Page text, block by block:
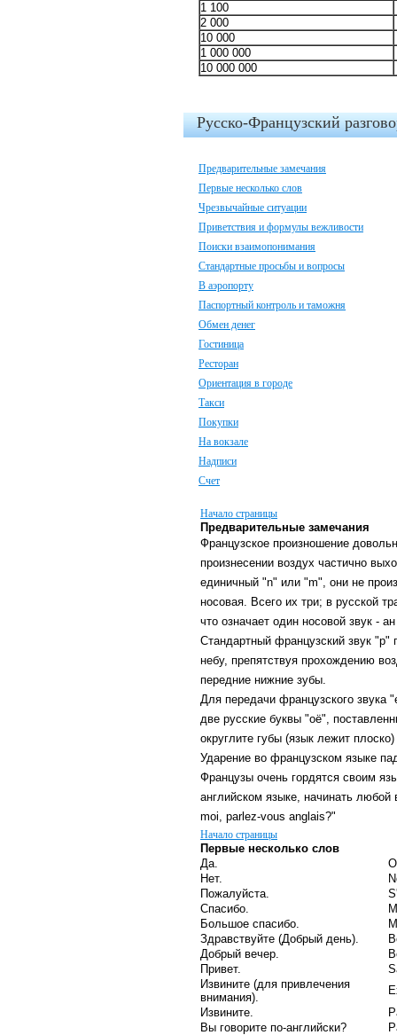
1 100
2 000
10 000
1 000 000
10 000 000
Русско-Французский
Предварительные замечания
Первые несколько слов
Чрезвычайные ситуации
Приветствия и формулы вежливости
Поиски взаимопонимания
Стандартные просьбы и вопросы
В аэропорту
Паспортный контроль и таможня
Обмен денег
Гостиница
Ресторан
Ориентация в городе
Такси
Покупки
На вокзале
Надписи
Счет
Начало страницы
Предварительные замечания
Французское произношение
произнесении воздух частично
единичный "n" или "m", они не
носовая. Всего их три; в русской
что означает один носовой звук -
Стандартный французский звук "р"
небу, препятствуя прохождению
передние нижние зубы.
Для передачи французского звука
две русские буквы "оё",
округлите губы (язык лежит
Ударение во французском языке
Французы очень гордятся своим
английском языке, начинать
moi, parlez-vous anglais?"
Начало страницы
Первые несколько слов
Да.
Нет.
Пожалуйста.
Спасибо.
Большое спасибо.
Здравствуйте (Добрый день).
Добрый вечер.
Привет.
Извините (для привлечения
внимания).
Извините.
Вы говорите по-английски?